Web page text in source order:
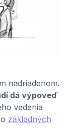
nadriadenom.
dá výpoveď
vedenia
základných